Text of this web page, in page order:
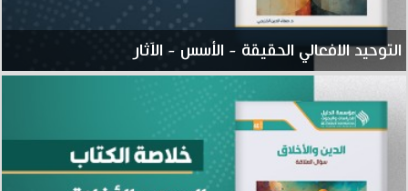
التوحيد الافعالي الحقيقة - الأسس - الآثار